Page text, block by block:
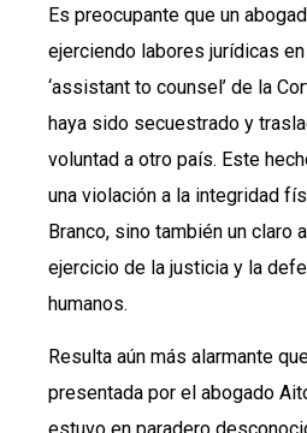
Es preocupante que un
ejerciendo labores jurídicas
‘assistant to counsel’ de la
haya sido secuestrado y
voluntad a otro país. Este
una violación a la integridad
Branco, sino también un claro
ejercicio de la justicia y la
humanos.
Resulta aún más alarmante
presentada por el abogado